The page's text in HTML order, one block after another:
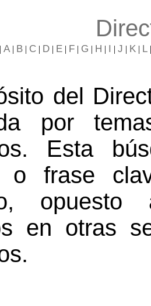
| A| B| C| D| E| F| G | H | I | J | K | L
del
por
Esta
o frase
en otras